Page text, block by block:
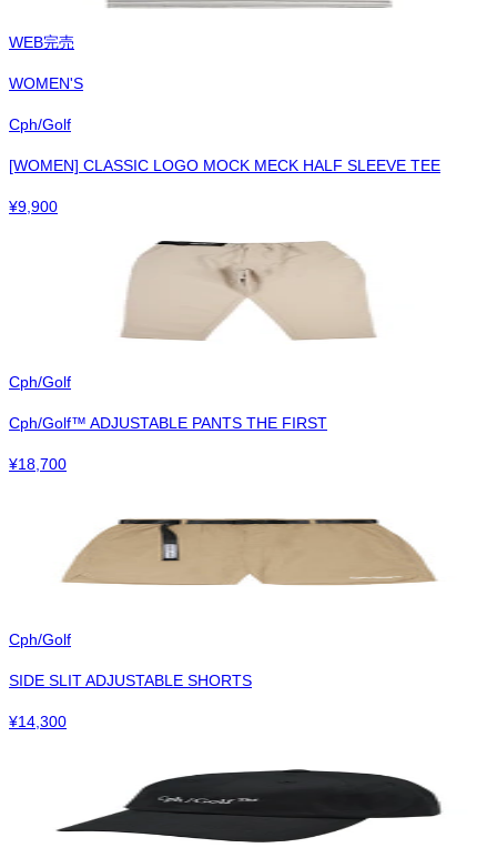
WEB完売
WOMEN'S
Cph/Golf
[WOMEN] CLASSIC LOGO MOCK MECK HALF SLEEVE TEE
¥9,900
Cph/Golf
Cph/Golf™︎ ADJUSTABLE PANTS THE FIRST
¥18,700
Cph/Golf
SIDE SLIT ADJUSTABLE SHORTS
¥14,300